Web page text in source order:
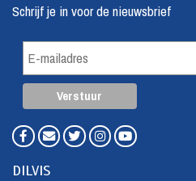
Schrijf je in voor de nieuwsbrief
DILVIS